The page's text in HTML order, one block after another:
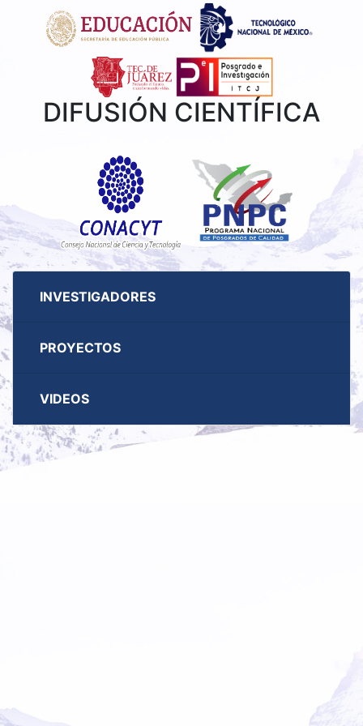
DIFUSIÓN CIENTÍFICA
INVESTIGADORES
PROYECTOS
VIDEOS